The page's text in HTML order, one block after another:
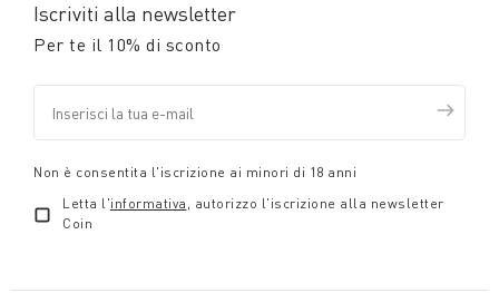
Iscriviti alla newsletter
Per te il 10% di sconto
Non è consentita l'iscrizione ai minori di 18 anni
Letta l'informativa , autorizzo l'iscrizione alla newsletter
Coin